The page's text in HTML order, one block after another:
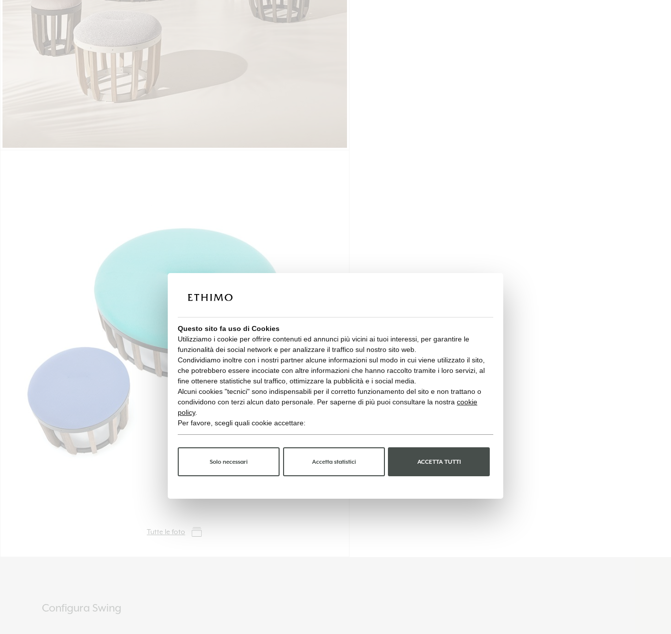
Questo sito fa uso di Cookies
Utilizziamo i cookie per offrire contenuti ed annunci più vicini ai tuoi interessi, per garantire le
funzionalità dei social network e per analizzare il traffico sul nostro sito web.
Condividiamo inoltre con i nostri partner alcune informazioni sul modo in cui viene utilizzato il sito,
che potrebbero essere incociate con altre informazioni che hanno raccolto tramite i loro servizi, al
fine ottenere statistiche sul traffico, ottimizzare la pubblicità e i social media.
Alcuni cookies "tecnici" sono indispensabili per il corretto funzionamento del sito e non trattano o
condividono con terzi alcun dato personale. Per saperne di più puoi consultare la nostra cookie
policy.
Per favore, scegli quali cookie accettare:
Solo necessari Accetta statistici ACCETTA TUTTI
Tutte le foto
Configura Swing